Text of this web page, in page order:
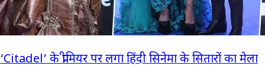
‘Citadel’ के प्रीमियर पर लगा हिंदी सिनेमा के सितारों का मेला